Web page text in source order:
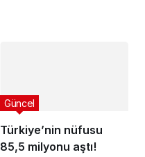
Türkiye’nin nüfusu
85,5 milyonu aştı!
Güncel